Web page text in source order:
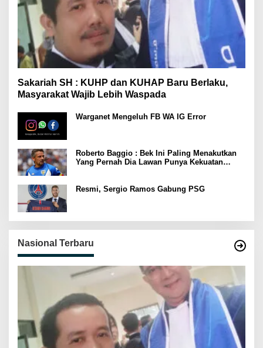
Sakariah SH : KUHP dan KUHAP Baru Berlaku,
Masyarakat Wajib Lebih Waspada
Warganet Mengeluh FB WA IG Error
Roberto Baggio : Bek Ini Paling Menakutkan
Yang Pernah Dia Lawan Punya Kekuatan
Resmi, Sergio Ramos Gabung PSG
Nasional Terbaru